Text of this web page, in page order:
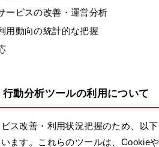
ービスの改善・運営分析
用動向の統計的な把握
動分析ツールの利用について
ス改善・利用状況把握のため、以下
ます。これらのツールは、Cookieや